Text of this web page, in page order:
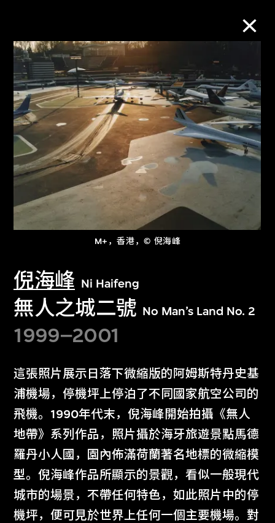
M+，香港，© 倪海峰
倪海峰 Ni Haifeng
無人之城二號 No Man’s Land No. 2
1999–2001
這張照片展示日落下微縮版的阿姆斯特丹史基
浦機場，停機坪上停泊了不同國家航空公司的
飛機。1990年代末，倪海峰開始拍攝《無人
地帶》系列作品，照片攝於海牙旅遊景點馬德
羅丹小人國，園內佈滿荷蘭著名地標的微縮模
型。倪海峰作品所顯示的景觀，看似一般現代
城市的場景，不帶任何特色，如此照片中的停
機坪，便可見於世界上任何一個主要機場。對
M+藏品
进一步筛选 搜索
关于M+藏品
探索世界顶级的二十及二十一世纪视觉